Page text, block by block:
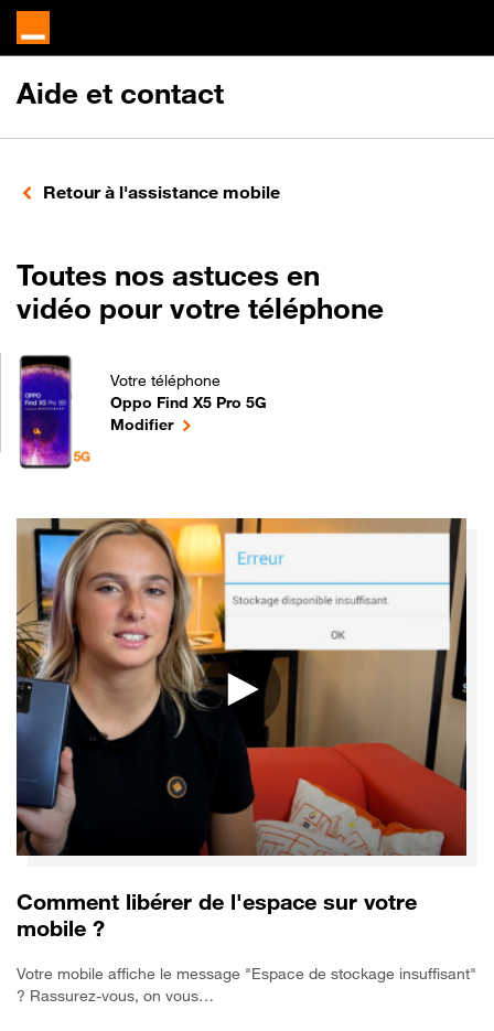
Aide et contact
Retour à l'assistance mobile
Toutes nos astuces en
vidéo pour votre téléphone
Votre téléphone
Oppo Find X5 Pro 5G
Toutes nos astuces en vidéo pour votre téléphone
Modifierle téléphone sélectionné
Comment libérer de l'espace sur votre
mobile ?
Votre mobile affiche le message "Espace de stockage insuffisant"
? Rassurez-vous, on vous…